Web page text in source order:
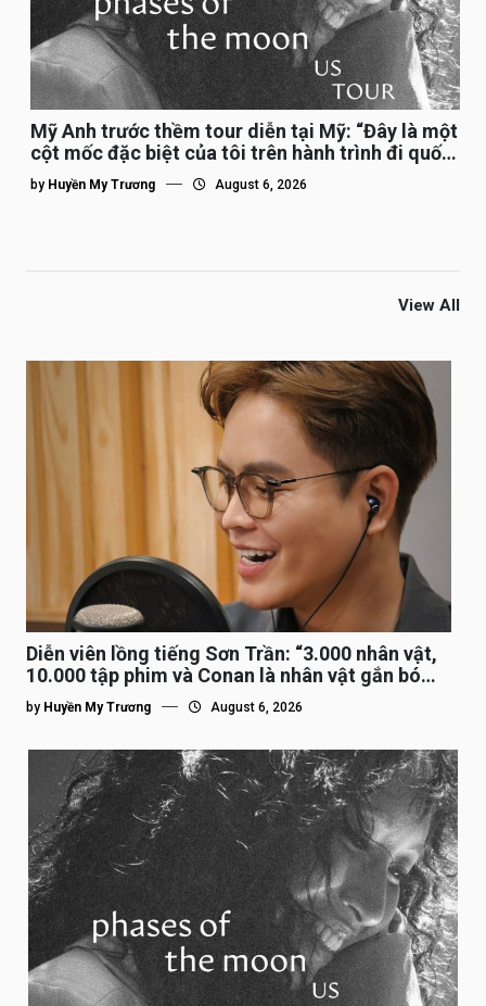
Mỹ Anh trước thềm tour diễn tại Mỹ: “Đây là một
cột mốc đặc biệt của tôi trên hành trình đi quốc
tế”
by Huyền My Trương August 6, 2026
View All
Diễn viên lồng tiếng Sơn Trần: “3.000 nhân vật,
10.000 tập phim và Conan là nhân vật gắn bó
lâu nhất”
by Huyền My Trương August 6, 2026